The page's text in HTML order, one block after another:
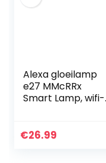
Alexa gloeilamp
e27 MMcRRx
Smart Lamp, wifi-
compatibel met
€26.99